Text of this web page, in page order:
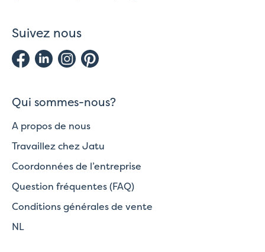
Suivez nous
Qui sommes-nous?
A propos de nous
Travaillez chez Jatu
Coordonnées de l’entreprise
Question fréquentes (FAQ)
Conditions générales de vente
NL